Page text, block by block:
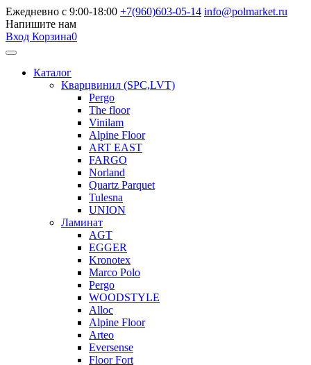
Ежедневно с 9:00-18:00 +7(960)603-05-14 info@polmarket.ru
Напишите нам
Вход Корзина0
Каталог
Кварцвинил (SPC,LVT)
Pergo
The floor
Vinilam
Alpine Floor
ART EAST
FARGO
Norland
Quartz Parquet
Tulesna
UNION
Ламинат
AGT
EGGER
Kronotex
Marco Polo
Pergo
WOODSTYLE
Alloc
Alpine Floor
Arteo
Eversense
Floor Fort